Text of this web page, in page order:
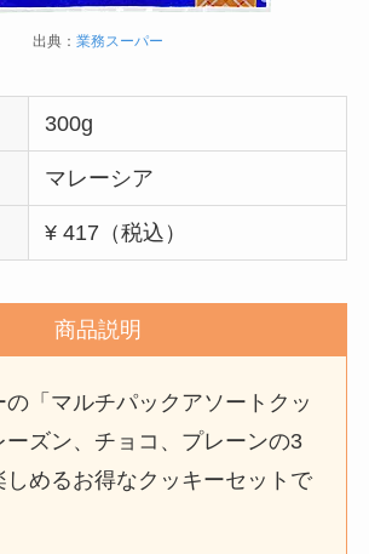
出典： 業務スーパー
300g
マレーシア
¥ 417（税込）
商品説明
「マルチパックアソートクッ
ーズン、チョコ、プレーンの3
しめるお得なクッキーセットで